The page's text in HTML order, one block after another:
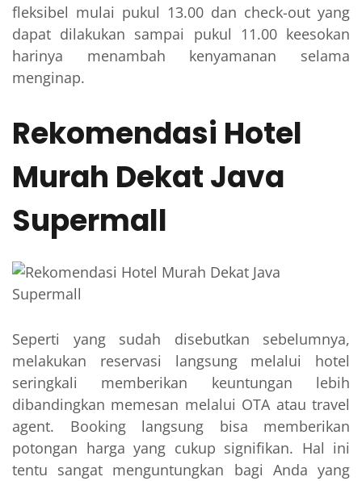
fleksibel mulai pukul 13.00 dan check-out yang
dapat dilakukan sampai pukul 11.00 keesokan
harinya menambah kenyamanan selama
menginap.
Rekomendasi Hotel
Murah Dekat Java
Supermall
Seperti yang sudah disebutkan sebelumnya,
melakukan reservasi langsung melalui hotel
seringkali memberikan keuntungan lebih
dibandingkan memesan melalui OTA atau travel
agent. Booking langsung bisa memberikan
potongan harga yang cukup signifikan. Hal ini
tentu sangat menguntungkan bagi Anda yang